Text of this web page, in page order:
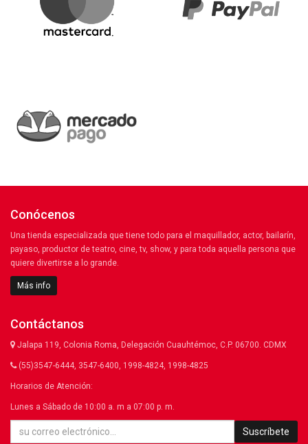
Conócenos
Una tienda especializada que tiene todo para el maquillador, actor, bailarín,
payaso, productor de teatro, cine, tv, show, y para toda aquella persona que
quiere divertirse a lo grande.
Más info
Contáctanos
Jalapa 119, Colonia Roma, Delegación Cuauhtémoc, C.P. 06700. CDMX
(55)3547-6444, 3547-6400, 1998-4824, 1998-4825
Horarios de Atención:
Lunes a Sábado de 10:00 a. m a 07:00 p. m.
Suscríbete